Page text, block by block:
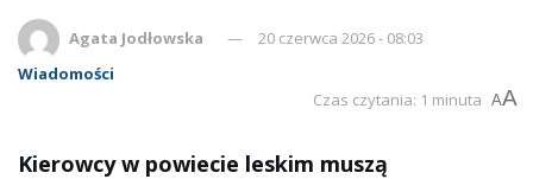
Agata Jodłowska
20 czerwca 2026 - 08:03
Wiadomości
Czas czytania: 1 minuta AA
Kierowcy w powiecie leskim muszą